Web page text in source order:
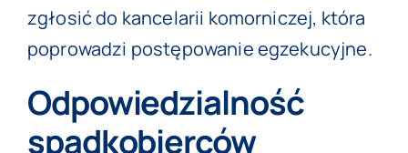
zgłosić do kancelarii komorniczej, która
poprowadzi postępowanie egzekucyjne.
Odpowiedzialność
spadkobierców